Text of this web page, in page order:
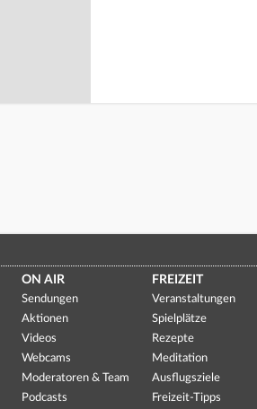
ON AIR
Sendungen
Aktionen
Videos
Webcams
Moderatoren & Team
Podcasts
FREIZEIT
Veranstaltungen
Spielplätze
Rezepte
Meditation
Ausflugsziele
Freizeit-Tipps